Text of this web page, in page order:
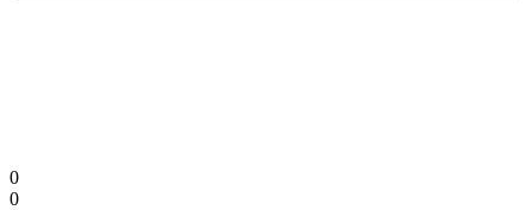
0
0